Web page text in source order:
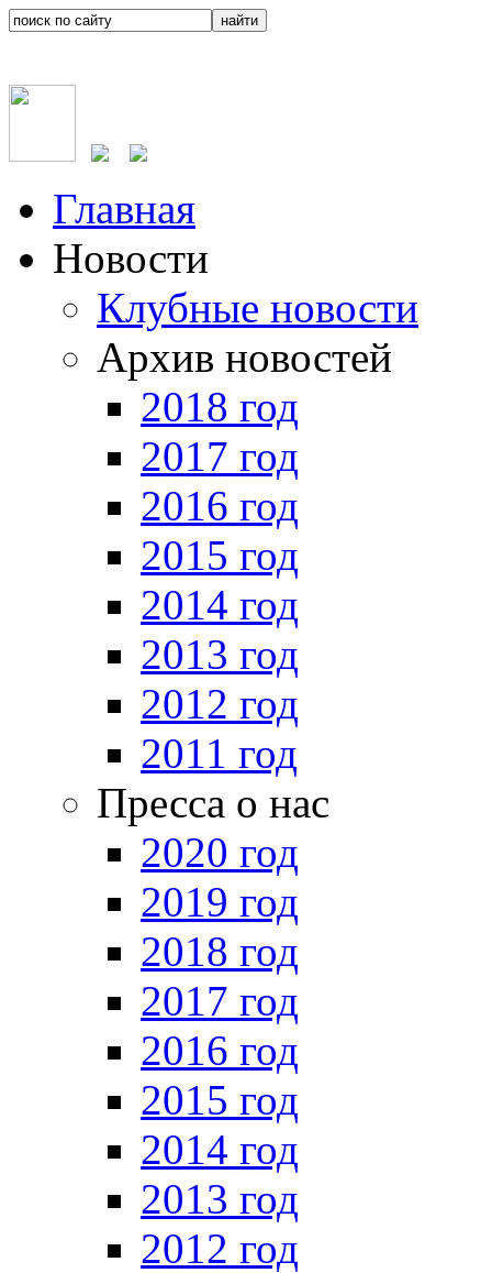
Главная
Новости
Клубные новости
Архив новостей
2018 год
2017 год
2016 год
2015 год
2014 год
2013 год
2012 год
2011 год
Пресса о нас
2020 год
2019 год
2018 год
2017 год
2016 год
2015 год
2014 год
2013 год
2012 год